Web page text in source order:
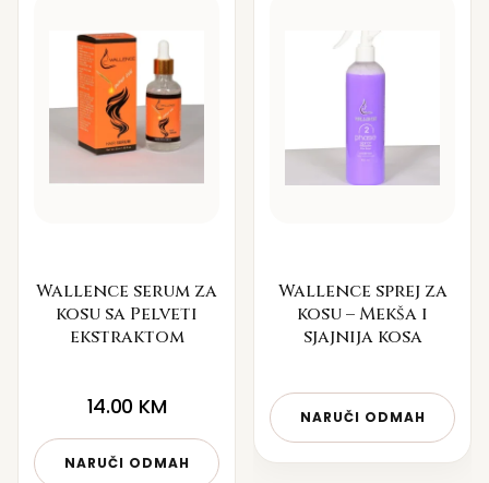
Wallence serum za
kosu sa Pelveti
ekstraktom
14.00 KM
NARUČI ODMAH
Wallence sprej za
kosu – Mekša i
sjajnija kosa
NARUČI ODMAH